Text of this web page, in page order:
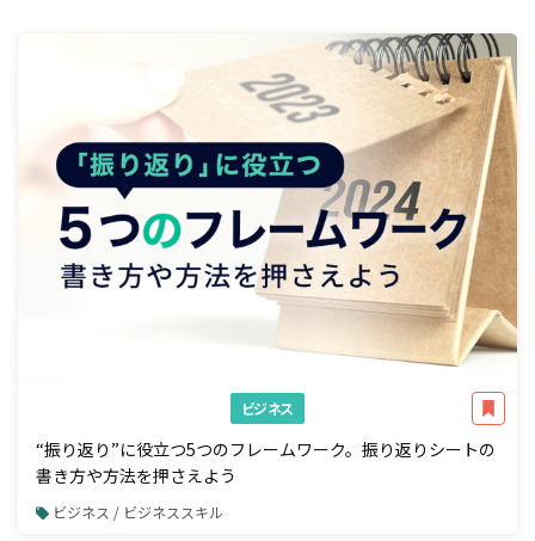
ビジネス
“振り返り”に役立つ5つのフレームワーク。振り返りシートの
書き方や方法を押さえよう
ビジネス / ビジネススキル